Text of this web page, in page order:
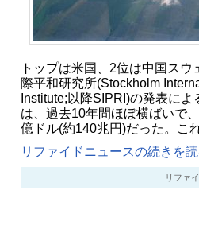
トップは米国、2位は中国ス
際平和研究所(Stockholm
Institute;以降SIPRI)の発表に
は、過去10年間ほぼ横ばいで
億ドル(約140兆円)だった。こ
リファイドニュースの続きを
リファイ